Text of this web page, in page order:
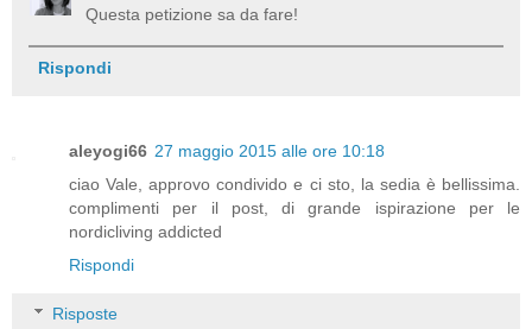
Questa petizione sa da fare!
Rispondi
aleyogi66 27 maggio 2015 alle ore 10:18
ciao Vale, approvo condivido e ci sto, la sedia è bellissima.
complimenti per il post, di grande ispirazione per le
nordicliving addicted
Rispondi
Risposte